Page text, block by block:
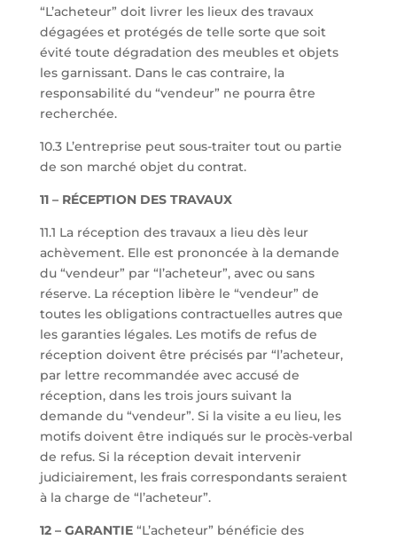
“L’acheteur” doit livrer les lieux des travaux
dégagées et protégés de telle sorte que soit
évité toute dégradation des meubles et objets
les garnissant. Dans le cas contraire, la
responsabilité du “vendeur” ne pourra être
recherchée.
10.3 L’entreprise peut sous-traiter tout ou partie
de son marché objet du contrat.
11 – RÉCEPTION DES TRAVAUX
11.1 La réception des travaux a lieu dès leur
achèvement. Elle est prononcée à la demande
du “vendeur” par “l’acheteur”, avec ou sans
réserve. La réception libère le “vendeur” de
toutes les obligations contractuelles autres que
les garanties légales. Les motifs de refus de
réception doivent être précisés par “l’acheteur,
par lettre recommandée avec accusé de
réception, dans les trois jours suivant la
demande du “vendeur”. Si la visite a eu lieu, les
motifs doivent être indiqués sur le procès-verbal
de refus. Si la réception devait intervenir
judiciairement, les frais correspondants seraient
à la charge de “l’acheteur”.
12 – GARANTIE“L’acheteur” bénéficie des